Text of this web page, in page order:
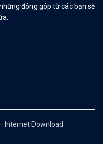
đóng góp từ các bạn sẽ
Internet Download